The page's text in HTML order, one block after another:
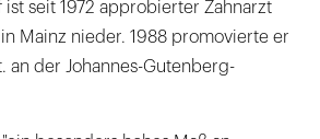
ist seit 1972 approbierter Zahnarzt
Mainz nieder. 1988 promovierte er
an der Johannes-Gutenberg-